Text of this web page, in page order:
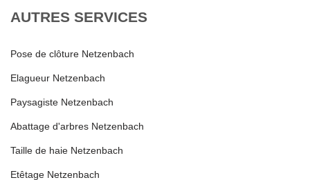
AUTRES SERVICES
Pose de clôture Netzenbach
Elagueur Netzenbach
Paysagiste Netzenbach
Abattage d'arbres Netzenbach
Taille de haie Netzenbach
Etêtage Netzenbach